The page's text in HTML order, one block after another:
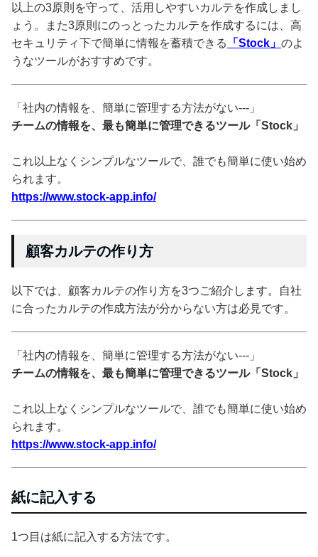
以上の3原則を守って、活用しやすいカルテを作成しまし
ょう。また3原則にのっとったカルテを作成するには、高
セキュリティ下で簡単に情報を蓄積できる
「Stock」 のよ
うなツールがおすすめです。
「社内の情報を、簡単に管理する方法がない---」
チームの情報を、最も簡単に管理できるツール「Stock」
これ以上なくシンプルなツールで、誰でも簡単に使い始め
られます。
https://www.stock-app.info/
顧客カルテの作り方
以下では、顧客カルテの作り方を3つご紹介します。自社
に合ったカルテの作成方法が分からない方は必見です。
「社内の情報を、簡単に管理する方法がない---」
チームの情報を、最も簡単に管理できるツール「Stock」
これ以上なくシンプルなツールで、誰でも簡単に使い始め
られます。
https://www.stock-app.info/
紙に記入する
1つ目は紙に記入する方法です。